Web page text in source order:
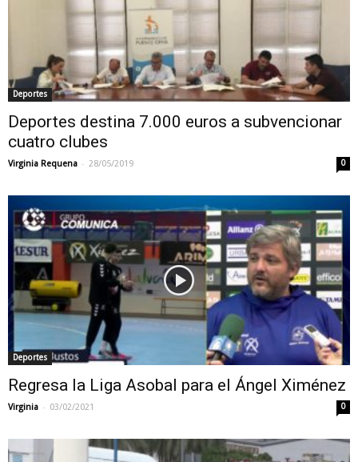
Deportes
Deportes destina 7.000 euros a subvencionar
cuatro clubes
Virginia Requena - 28/05/2019 0
Deportes
Regresa la Liga Asobal para el Ángel Ximénez
Virginia - 03/02/2021 0